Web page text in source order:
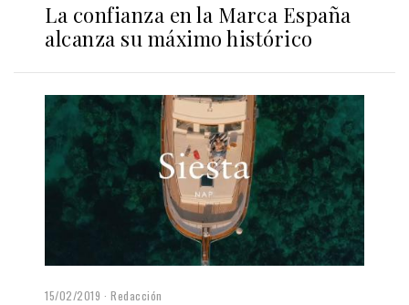
La confianza en la Marca España
alcanza su máximo histórico
15/02/2019 Redacción